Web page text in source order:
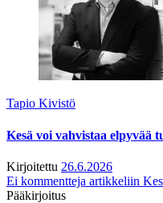
Tapio Kivistö
Kesä voi vahvistaa elpyvää
Kirjoitettu 26.6.2026
Ei kommentteja artikkeliin
Pääkirjoitus